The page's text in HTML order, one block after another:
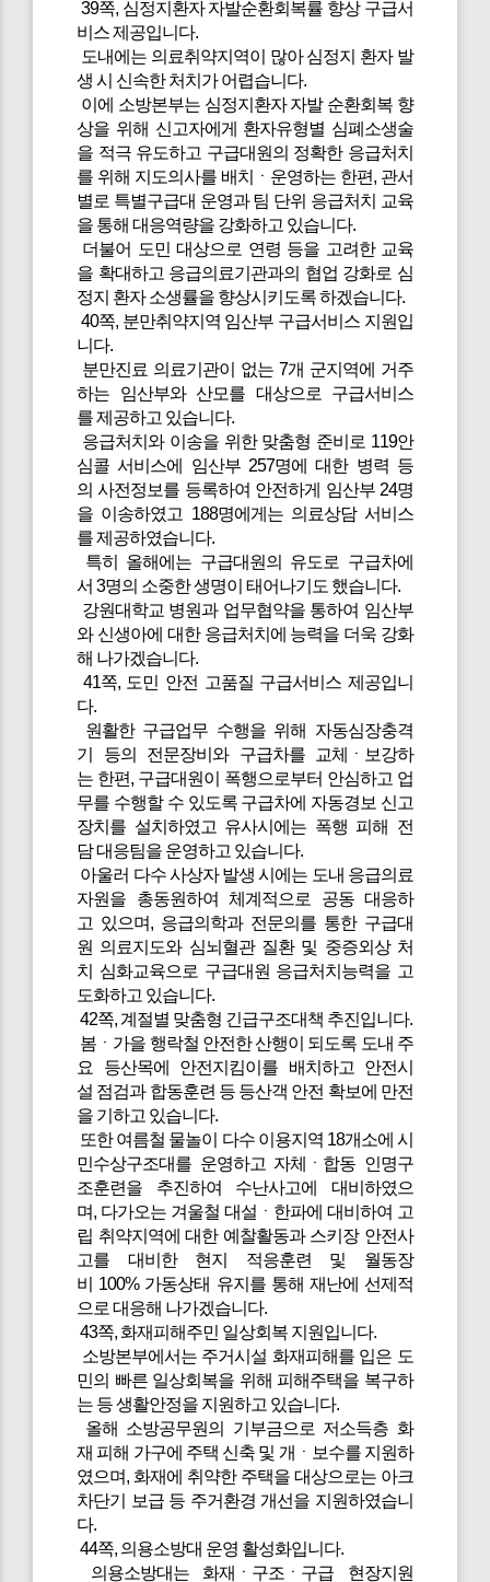
39쪽, 심정지환자 자발순환회복률 향상 구급서
비스 제공입니다.
도내에는 의료취약지역이 많아 심정지 환자 발
생 시 신속한 처치가 어렵습니다.
이에 소방본부는 심정지환자 자발 순환회복 향
상을 위해 신고자에게 환자유형별 심폐소생술
을 적극 유도하고 구급대원의 정확한 응급처치
를 위해 지도의사를 배치ㆍ운영하는 한편, 관서
별로 특별구급대 운영과 팀 단위 응급처치 교육
을 통해 대응역량을 강화하고 있습니다.
더불어 도민 대상으로 연령 등을 고려한 교육
을 확대하고 응급의료기관과의 협업 강화로 심
정지 환자 소생률을 향상시키도록 하겠습니다.
40쪽, 분만취약지역 임산부 구급서비스 지원입
니다.
분만진료 의료기관이 없는 7개 군지역에 거주
하는 임산부와 산모를 대상으로 구급서비스
를 제공하고 있습니다.
응급처치와 이송을 위한 맞춤형 준비로 119안
심콜 서비스에 임산부 257명에 대한 병력 등
의 사전정보를 등록하여 안전하게 임산부 24명
을 이송하였고 188명에게는 의료상담 서비스
를 제공하였습니다.
특히 올해에는 구급대원의 유도로 구급차에
서 3명의 소중한 생명이 태어나기도 했습니다.
강원대학교 병원과 업무협약을 통하여 임산부
와 신생아에 대한 응급처치에 능력을 더욱 강화
해 나가겠습니다.
41쪽, 도민 안전 고품질 구급서비스 제공입니
다.
원활한 구급업무 수행을 위해 자동심장충격
기 등의 전문장비와 구급차를 교체ㆍ보강하
는 한편, 구급대원이 폭행으로부터 안심하고 업
무를 수행할 수 있도록 구급차에 자동경보 신고
장치를 설치하였고 유사시에는 폭행 피해 전
담 대응팀을 운영하고 있습니다.
아울러 다수 사상자 발생 시에는 도내 응급의료
자원을 총동원하여 체계적으로 공동 대응하
고 있으며, 응급의학과 전문의를 통한 구급대
원 의료지도와 심뇌혈관 질환 및 중증외상 처
치 심화교육으로 구급대원 응급처치능력을 고
도화하고 있습니다.
42쪽, 계절별 맞춤형 긴급구조대책 추진입니다.
봄ㆍ가을 행락철 안전한 산행이 되도록 도내 주
요 등산목에 안전지킴이를 배치하고 안전시
설 점검과 합동훈련 등 등산객 안전 확보에 만전
을 기하고 있습니다.
또한 여름철 물놀이 다수 이용지역 18개소에 시
민수상구조대를 운영하고 자체ㆍ합동 인명구
조훈련을 추진하여 수난사고에 대비하였으
며, 다가오는 겨울철 대설ㆍ한파에 대비하여 고
립 취약지역에 대한 예찰활동과 스키장 안전사
고를 대비한 현지 적응훈련 및 월동장
비 100% 가동상태 유지를 통해 재난에 선제적
으로 대응해 나가겠습니다.
43쪽, 화재피해주민 일상회복 지원입니다.
소방본부에서는 주거시설 화재피해를 입은 도
민의 빠른 일상회복을 위해 피해주택을 복구하
는 등 생활안정을 지원하고 있습니다.
올해 소방공무원의 기부금으로 저소득층 화
재 피해 가구에 주택 신축 및 개ㆍ보수를 지원하
였으며, 화재에 취약한 주택을 대상으로는 아크
차단기 보급 등 주거환경 개선을 지원하였습니
다.
44쪽, 의용소방대 운영 활성화입니다.
의용소방대는 화재ㆍ구조ㆍ구급 현장지원